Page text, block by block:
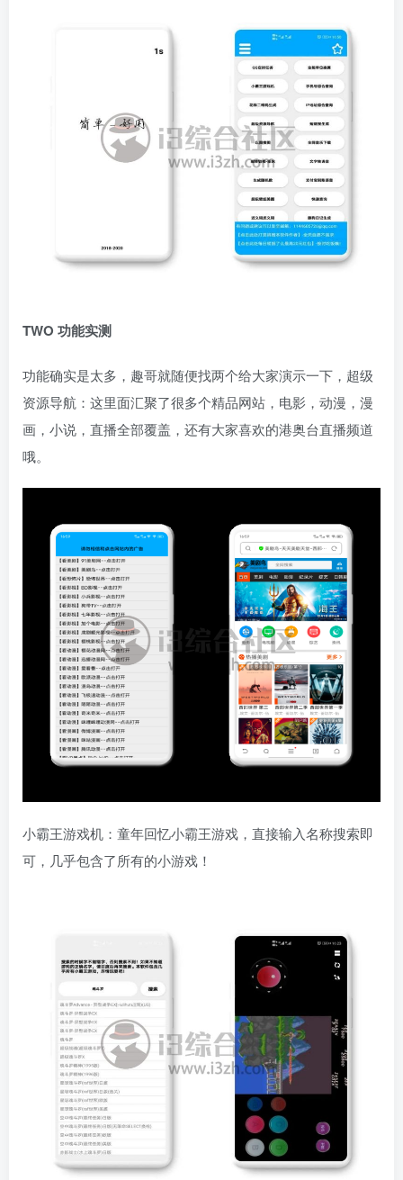
TWO 功能实测
功能确实是太多，趣哥就随便找两个给大家演示一下，超级
资源导航：这里面汇聚了很多个精品网站，电影，动漫，漫
画，小说，直播全部覆盖，还有大家喜欢的港奥台直播频道
哦。
小霸王游戏机：童年回忆小霸王游戏，直接输入名称搜索即
可，几乎包含了所有的小游戏！